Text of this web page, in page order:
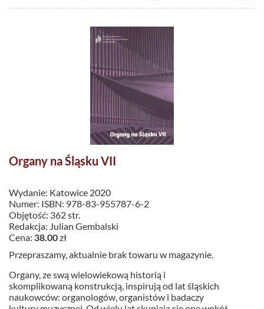
Organy na Śląsku VII
Wydanie: Katowice 2020
Numer: ISBN: 978-83-955787-6-2
Objętość: 362 str.
Redakcja: Julian Gembalski
Cena: 38.00zł
Przepraszamy, aktualnie brak towaru w magazynie.
Organy, ze swą wielowiekową historią i
skomplikowaną konstrukcją, inspirują od lat śląskich
naukowców: organologów, organistów i badaczy